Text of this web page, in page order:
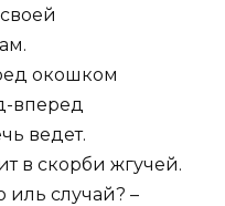
окошком
вперед
ведет.
в скорби жгучей.
иль случай? –